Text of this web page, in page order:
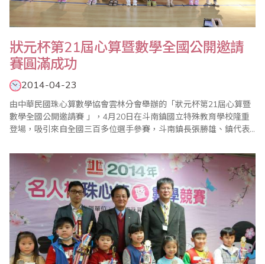
狀元杯第21屆心算暨數學全國公開邀請
賽圓滿成功
2014-04-23
由中華民國珠心算數學協會雲林分會舉辦的「狀元杯第21屆心算暨
數學全國公開邀請賽 」，4月20日在斗南鎮國立特殊教育學校隆重
登場，吸引來自全國三百多位選手參賽，斗南鎮長張勝雄、鎮代表
使大會增色不少。 比賽在大會會長吳啟弘的口令下揭開序幕，參賽
小選手個個具備神機妙算的絕活，令人瞠目結舌，比賽結果在上午
十時出爐，最小選手是5歲的吳冠辰，成績..